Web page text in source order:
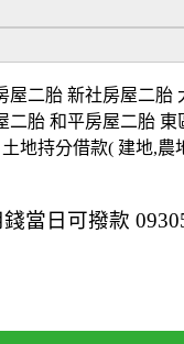
二胎 新社房屋二
胎 和平房屋二胎
地持分借款( 建地,
當日可撥款